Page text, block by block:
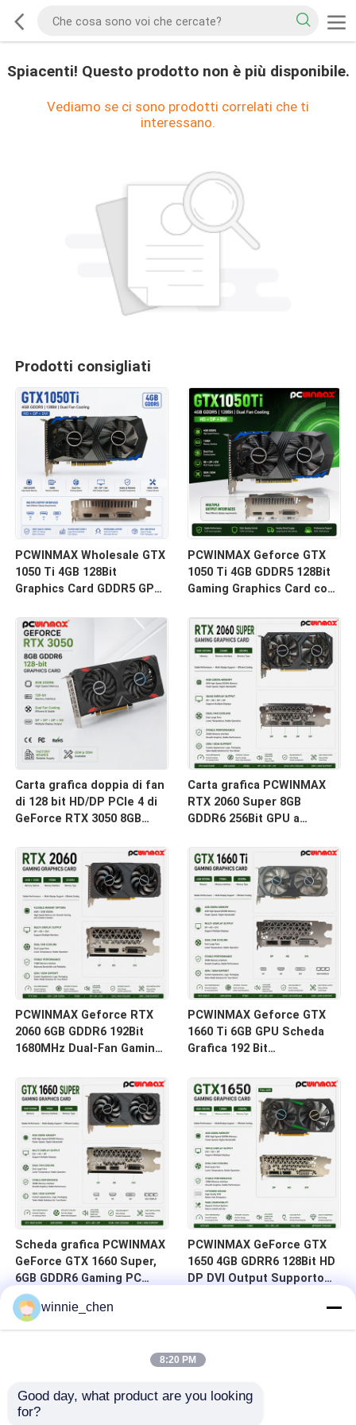
Spiacenti! Questo prodotto non è più disponibile.
Vediamo se ci sono prodotti correlati che ti
interessano.
Prodotti consigliati
PCWINMAX Wholesale GTX
1050 Ti 4GB 128Bit
Graphics Card GDDR5 GPU
DP DVI Output per desktop
PCWINMAX Geforce GTX
1050 Ti 4GB GDDR5 128Bit
Gaming Graphics Card con
stock per computer
desktop
Carta grafica doppia di fan
di 128 bit HD/DP PCIe 4 di
GeForce RTX 3050 8GB
PCWINMAX per gioco del
PC
Carta grafica PCWINMAX
RTX 2060 Super 8GB
GDDR6 256Bit GPU a
HD+3DP Ray Tracing per
PC da gioco OEM
all'ingrosso
PCWINMAX Geforce RTX
2060 6GB GDDR6 192Bit
1680MHz Dual-Fan Gaming
HD/DP/DVI In magazzino
per il desktop
PCWINMAX Geforce GTX
1660 Ti 6GB GPU Scheda
Grafica 192 Bit
Memoria HD DP DVI 14Gbps
Scheda grafica PCWINMAX
GeForce GTX 1660 Super,
6GB GDDR6 Gaming PC
GPU, scheda video 192bit,
PCIe 3.0 x16, schede di
gioco 1660S
PCWINMAX GeForce GTX
1650 4GB GDRR6 128Bit HD
DP DVI Output Supporto
winnie_chen
8:20 PM
Good day, what product are you looking
for?